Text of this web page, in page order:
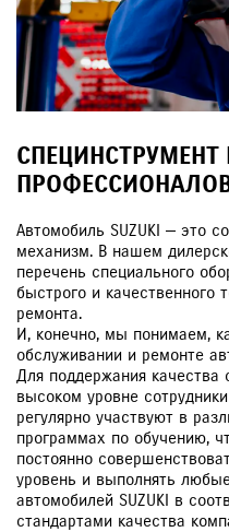
СПЕЦИНСТРУМЕНТ
Автомобиль SUZUKI — это
механизм. В нашем
перечень специального
быстрого и качественного
ремонта.
И, конечно, мы понимаем,
обслуживании и ремонте
Для поддержания
высоком уровне
регулярно участвуют в
программах по обучению,
постоянно
уровень и выполнять
автомобилей SUZUKI в
стандартами качества